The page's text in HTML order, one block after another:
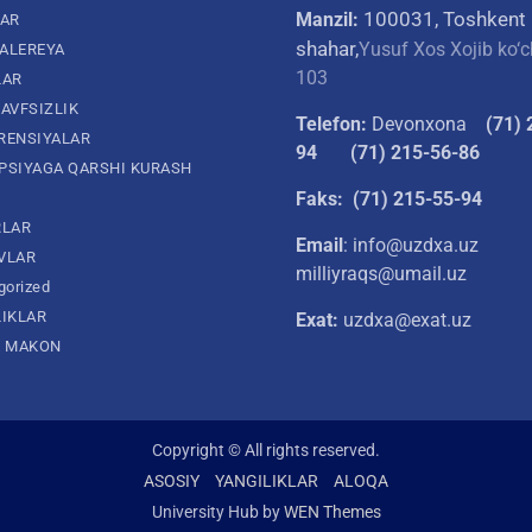
QARSHI KURASH
MAKON
Manzil: 100031, Toshkent
shahar,Yusuf Xos Xojib
103
Telefon: Devonxona (71)
94
(71) 215-56-86
Faks: (71) 215-55-94
Email: info@uzdxa.uz
milliyraqs@umail.uz
Exat: uzdxa@exat.uz
Copyright © All rights reserved.
ASOSIY
YANGILIKLAR
ALOQA
University Hub byWEN Themes